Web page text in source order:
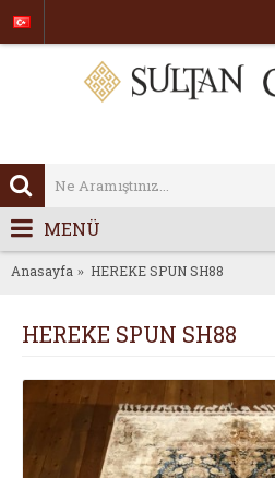
MENÜ
Anasayfa HEREKE SPUN SH88
HEREKE SPUN SH88